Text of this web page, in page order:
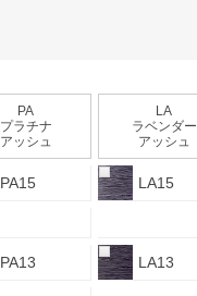
PA
プラチナ
アッシュ
LA
ラベンダー
アッシュ
PA15 LA15
PA13 LA13